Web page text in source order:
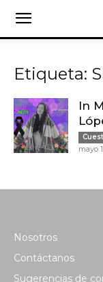
Etiqueta:
In
mayo
Nosotros
Contáctanos
Sugerencias de